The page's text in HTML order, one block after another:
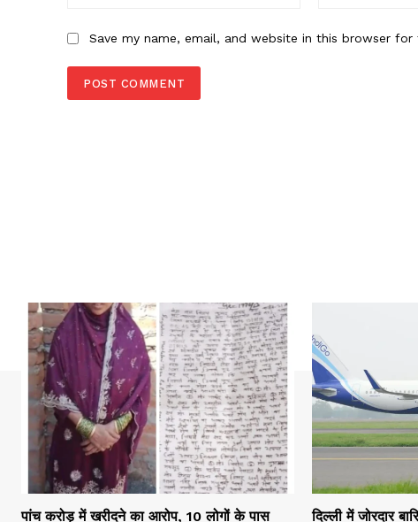
Save my name, email, and website in this browser
पांच करोड़ में खरीदने का आरोप, 10 लोगों के पास
दिल्ली में जोरदार